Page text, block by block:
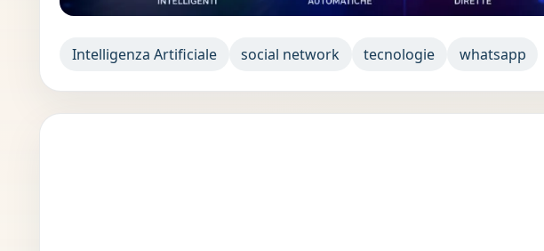
Intelligenza Artificiale social network tecnologie whatsapp